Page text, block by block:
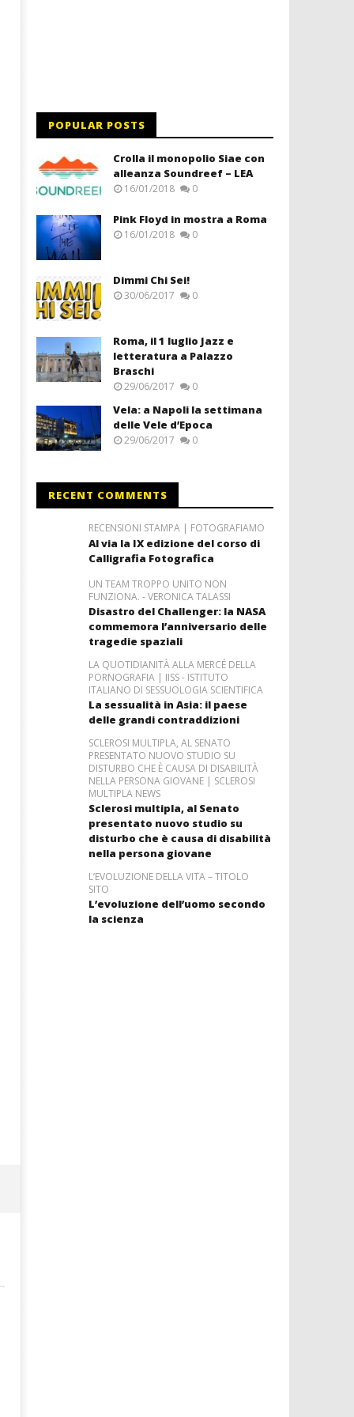
POPULAR POSTS
Crolla il monopolio Siae con
alleanza Soundreef – LEA
16/01/2018 0
Pink Floyd in mostra a Roma
16/01/2018 0
Dimmi Chi Sei!
30/06/2017 0
Roma, il 1 luglio Jazz e
letteratura a Palazzo
Braschi
29/06/2017 0
Vela: a Napoli la settimana
delle Vele d’Epoca
29/06/2017 0
RECENT COMMENTS
RECENSIONI STAMPA | FOTOGRAFIAMO
Al via la IX edizione del corso di
Calligrafia Fotografica
UN TEAM TROPPO UNITO NON
FUNZIONA. - VERONICA TALASSI
Disastro del Challenger: la NASA
commemora l’anniversario delle
tragedie spaziali
LA QUOTIDIANITÀ ALLA MERCÉ DELLA
PORNOGRAFIA | IISS - ISTITUTO
ITALIANO DI SESSUOLOGIA SCIENTIFICA
La sessualità in Asia: il paese
delle grandi contraddizioni
SCLEROSI MULTIPLA, AL SENATO
PRESENTATO NUOVO STUDIO SU
DISTURBO CHE È CAUSA DI DISABILITÀ
NELLA PERSONA GIOVANE | SCLEROSI
MULTIPLA NEWS
Sclerosi multipla, al Senato
presentato nuovo studio su
disturbo che è causa di disabilità
nella persona giovane
L’EVOLUZIONE DELLA VITA – TITOLO
SITO
L’evoluzione dell’uomo secondo
la scienza